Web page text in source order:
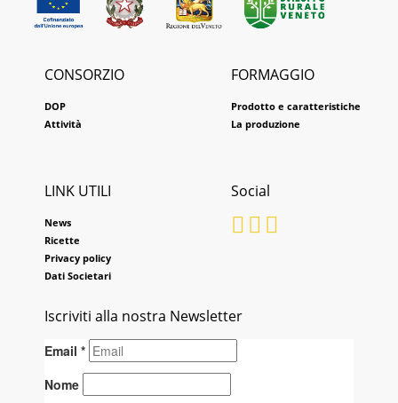
CONSORZIO
DOP
Attività
FORMAGGIO
Prodotto e caratteristiche
La produzione
Social
LINK UTILI
News
Ricette
Privacy policy
Dati Societari
Iscriviti alla nostra Newsletter